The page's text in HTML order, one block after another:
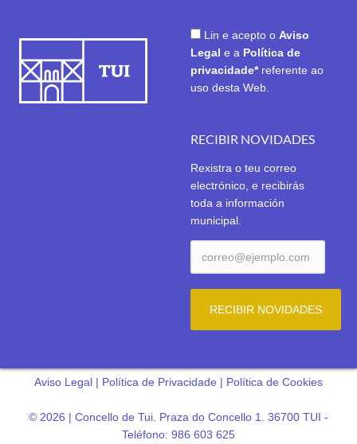
Lin e acepto o Aviso
Legal e a Política de
privacidade* referente ao
uso desta Web.
RECIBIR NOVIDADES
Rexistra o teu correo
electrónico, e recibirás
toda a información
municipal.
Aviso Legal | Política de Privacidade | Política de Cookies
© 2026 | Concello de Tui. Praza do Concello 1. 36700 TUI -
Teléfono: 986 603 625